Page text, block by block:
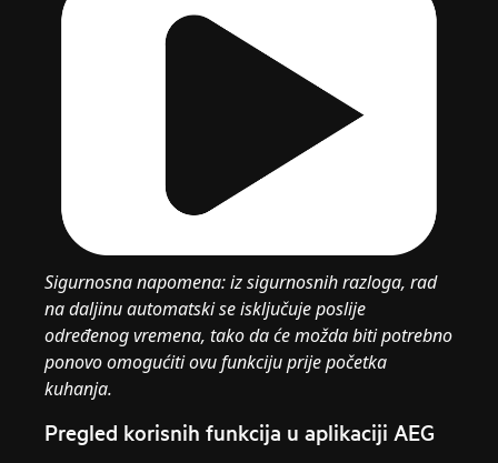
Sigurnosna napomena: iz sigurnosnih razloga, rad
na daljinu automatski se isključuje poslije
određenog vremena, tako da će možda biti potrebno
ponovo omogućiti ovu funkciju prije početka
kuhanja.
Pregled korisnih funkcija u aplikaciji AEG